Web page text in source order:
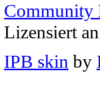
Community
Lizensiert
IPB skin by